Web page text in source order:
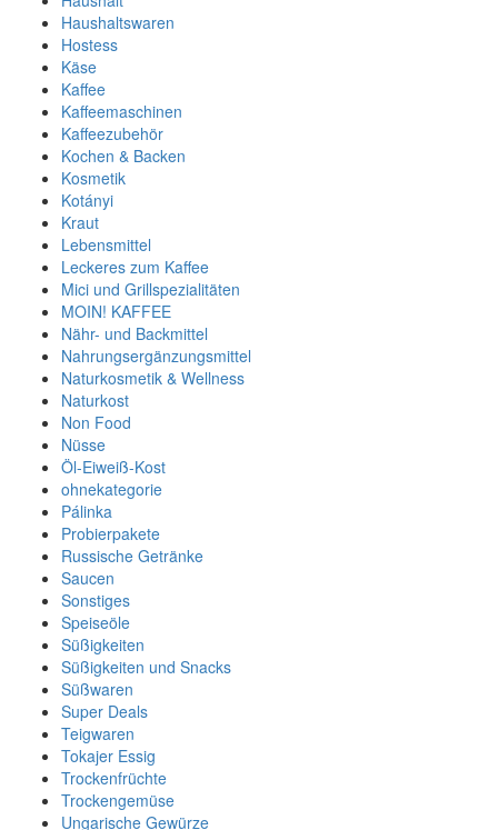
Haushaltswaren
Hostess
Käse
Kaffee
Kaffeemaschinen
Kaffeezubehör
Kochen & Backen
Kosmetik
Kotányi
Kraut
Lebensmittel
Leckeres zum Kaffee
Mici und Grillspezialitäten
MOIN! KAFFEE
Nähr- und Backmittel
Nahrungsergänzungsmittel
Naturkosmetik & Wellness
Naturkost
Non Food
Nüsse
Öl-Eiweiß-Kost
ohnekategorie
Pálinka
Probierpakete
Russische Getränke
Saucen
Sonstiges
Speiseöle
Süßigkeiten
Süßigkeiten und Snacks
Süßwaren
Super Deals
Teigwaren
Tokajer Essig
Trockenfrüchte
Trockengemüse
Ungarische Gewürze